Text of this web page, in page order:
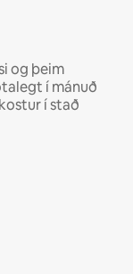
og þeim
í mánuð
í stað